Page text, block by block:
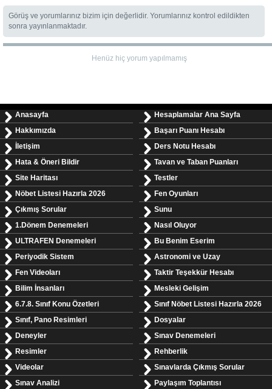
Görüş ve yorumlarınız bizim için değerlidir. Yorumlarınız kontrol edildikten
sonra yayınlanmaktadır.
Henüz hiç yorum yapılmamış
Anasayfa
Hakkımızda
İletişim
Hata & Öneri Bildir
Site Haritası
Nöbet Listesi Hazırla 2026
Çıkmış Sorular
1.Dönem Denemeleri
ULTRAFEN Denemeleri
Periyodik Sistem
Fen Videoları
Bilim İnsanları
6.7.8. Sınıf Konu Özetleri
Sınıf, Pano Resimleri
Deneyler
Resimler
Videolar
Sınav Analizi
Hesaplamalar Ana Sayfa
Başarı Puanı Hesabı
Ders Notu Hesabı
Tavan ve Taban Puanları
Testler
Fen Oyunları
Sunu
Nasıl Oluyor
Bu Benim Eserim
Astronomi ve Uzay
Taktir Teşekkür Hesabı
Mesleki Gelişim
Sınıf Nöbet Listesi Hazırla 2026
Dosyalar
Sınav Denemeleri
Rehberlik
Sınavlarda Çıkmış Sorular
Paylaşım Toplantısı